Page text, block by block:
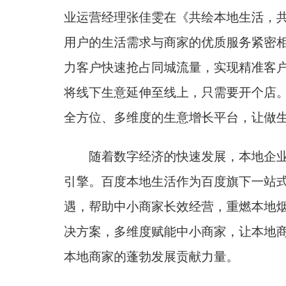
业运营经理张佳雯在《共绘本地生活，
用户的生活需求与商家的优质服务紧密
力客户快速抢占同城流量，实现精准客
将线下生意延伸至线上，只需要开个店
全方位、多维度的生意增长平台，让做
随着数字经济的快速发展，本地企
引擎。百度本地生活作为百度旗下一站
遇，帮助中小商家长效经营，重燃本地
决方案，多维度赋能中小商家，让本地
本地商家的蓬勃发展贡献力量。